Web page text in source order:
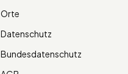
Orte
Datenschutz
Bundesdatenschutz